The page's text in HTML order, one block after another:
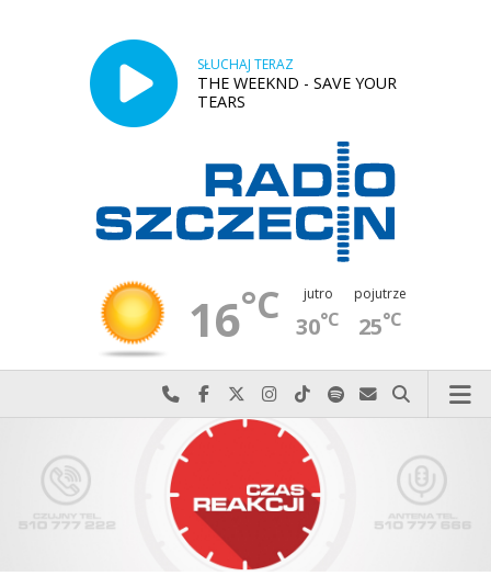
SŁUCHAJ TERAZ
THE WEEKND - SAVE YOUR
TEARS
16°C jutro
30°C
pojutrze
25°C
Najlepiej po prostu do nas zadzwoń
Odwiedź nas na Facebook-u
Odwiedź nas na X
Odwiedź nas na Instagram-ie
Odwiedź nas na TikTok-u
Szukaj nas na Spotify
Wyślij do nas
Szukaj